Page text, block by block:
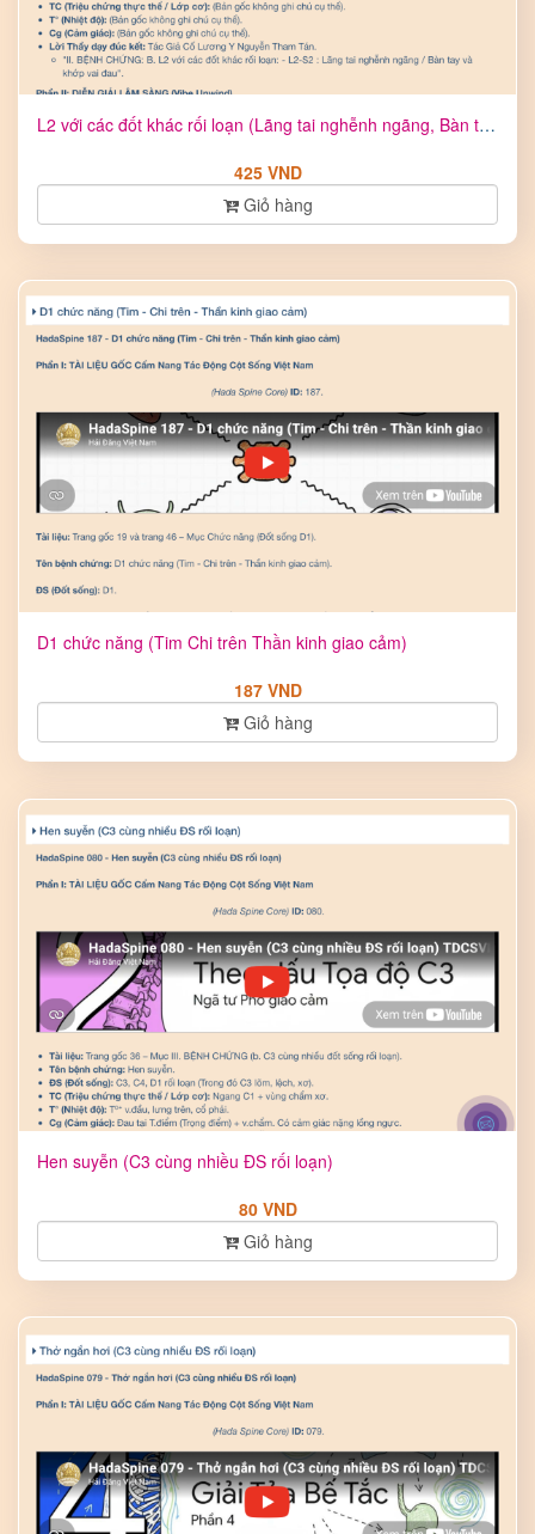
L2 với các đốt khác rối loạn (Lãng tai nghễnh ngãng, Bàn tay ...
425 VND
Giỏ hàng
D1 chức năng (Tim Chi trên Thần kinh giao cảm)
187 VND
Giỏ hàng
Hen suyễn (C3 cùng nhiều ĐS rối loạn)
80 VND
Giỏ hàng